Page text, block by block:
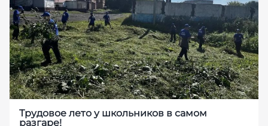
Трудовое лето у школьников в самом
разгаре!